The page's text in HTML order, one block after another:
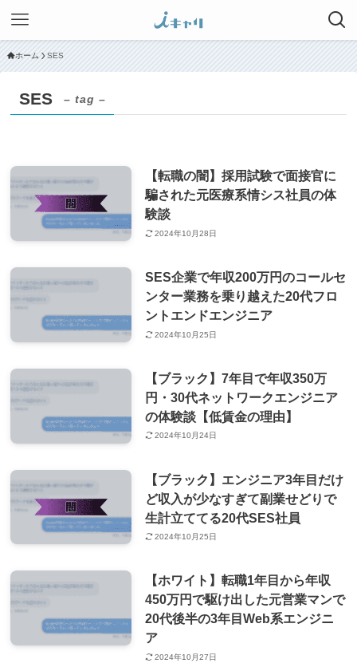
ホーム SES
SES – tag –
【転職の闇】採用試験で面接官に
騙された元医療系情シス社員の体
験談
2024年10月28日
SES企業で年収200万円のコールセ
ンター業務を乗り越えた20代フロ
ントエンドエンジニア
2024年10月25日
【ブラック】7年目で年収350万
円・30代ネットワークエンジニア
の体験談【低賃金の理由】
2024年10月24日
【ブラック】エンジニア3年目だけ
ど収入が少なすぎて副業せどりで
生計立ててる20代SES社員
2024年10月25日
【ホワイト】転職1年目から年収
450万円で駆け出した元営業マンで
20代後半の3年目Web系エンジニ
ア
2024年10月27日